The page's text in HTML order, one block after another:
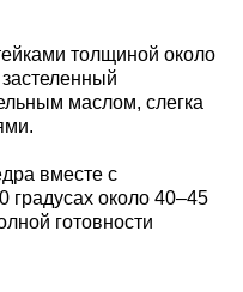
толщиной около
маслом, слегка
вместе с
градусах около 40–45
готовности